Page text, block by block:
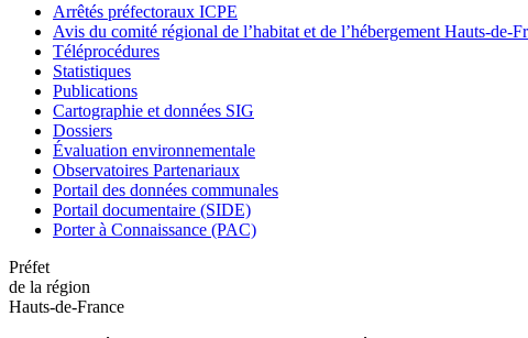
Arrêtés préfectoraux ICPE
Avis du comité régional de l’habitat et de l’hébergement Hauts-de-
Téléprocédures
Statistiques
Publications
Cartographie et données SIG
Dossiers
Évaluation environnementale
Observatoires Partenariaux
Portail des données communales
Portail documentaire (SIDE)
Porter à Connaissance (PAC)
Préfet
de la région
Hauts-de-France